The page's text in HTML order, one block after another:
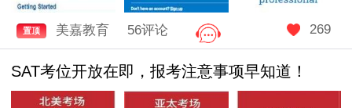
置顶 美嘉教育 56评论 269
SAT考位开放在即，报考注意事项早知道！